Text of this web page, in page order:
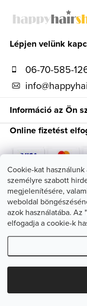
Cookie-kat
személyre szabott
megjelenítésére,
weboldal
azok használatába. Az
elfogadja a cookie-k
Lépjen velünk
06-70-585-
info@
Információ az Ön
Online fizetést
Kövessen minket
Copyright 2026